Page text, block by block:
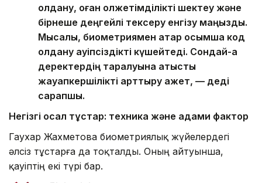
қолдану, оған қолжетімділікті шектеу және
бірнеше деңгейлі тексеру енгізу маңызды.
Мысалы, биометриямен қатар қосымша код
қолдану қауіпсіздікті күшейтеді. Сондай-ақ
деректердің таралуына қатысты
жауапкершілікті арттыру қажет, — деді
сарапшы.
Негізгі осал тұстар: техника және адами фактор
Гаухар Жахметова биометриялық жүйелердегі
әлсіз тұстарға да тоқталды. Оның айтуынша,
қауіптің екі түрі бар.